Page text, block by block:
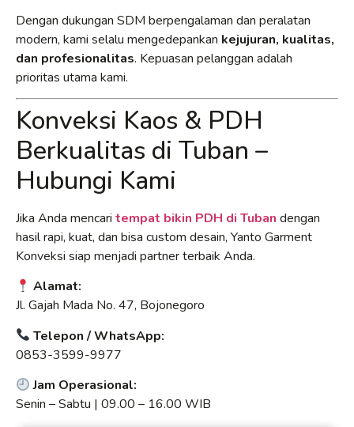
Dengan dukungan SDM berpengalaman dan peralatan
modern, kami selalu mengedepankan kejujuran, kualitas,
dan profesionalitas. Kepuasan pelanggan adalah
prioritas utama kami.
Konveksi Kaos & PDH
Berkualitas di Tuban –
Hubungi Kami
Jika Anda mencari tempat bikin PDH di Tuban dengan
hasil rapi, kuat, dan bisa custom desain, Yanto Garment
Konveksi siap menjadi partner terbaik Anda.
Alamat:
Jl. Gajah Mada No. 47, Bojonegoro
Telepon / WhatsApp:
0853-3599-9977
Jam Operasional:
Senin – Sabtu | 09.00 – 16.00 WIB